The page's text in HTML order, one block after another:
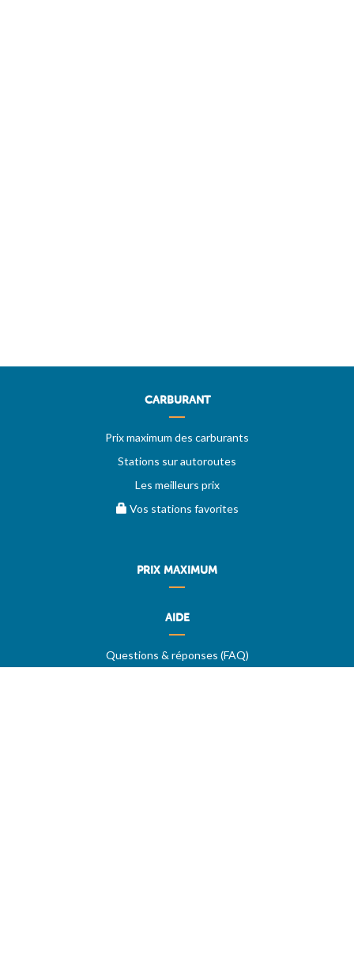
CARBURANT
Prix maximum des carburants
Stations sur autoroutes
Les meilleurs prix
Vos stations favorites
PRIX MAXIMUM
AIDE
Questions & réponses (FAQ)